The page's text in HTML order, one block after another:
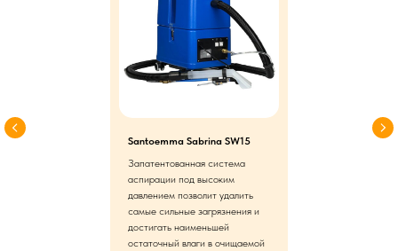
Santoemma Sabrina SW15
Запатентованная система
аспирации под высоким
давлением позволит удалить
самые сильные загрязнения и
достигать наименьшей
остаточный влаги в очищаемой